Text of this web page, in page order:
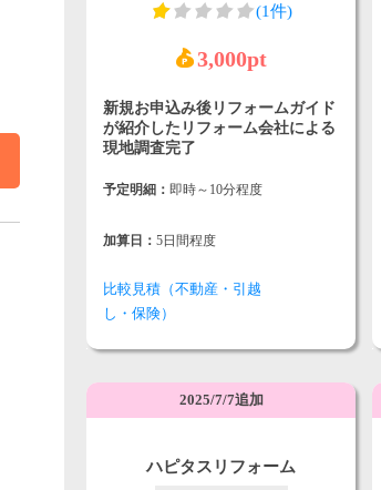
(1件)
3,000pt
新規お申込み後リフォームガイド
が紹介したリフォーム会社による
現地調査完了
予定明細： 即時～10分程度
加算日： 5日間程度
比較見積（不動産・引越
し・保険）
2025/7/7追加
ハピタスリフォーム